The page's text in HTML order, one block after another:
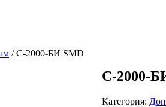
/ С-2000-БИ SMD
С-2000-
Категория: